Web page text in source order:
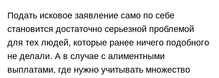
Подать исковое заявление само по себе
становится достаточно серьезной проблемой
для тех людей, которые ранее ничего подобного
не делали. А в случае с алиментными
выплатами, где нужно учитывать множество